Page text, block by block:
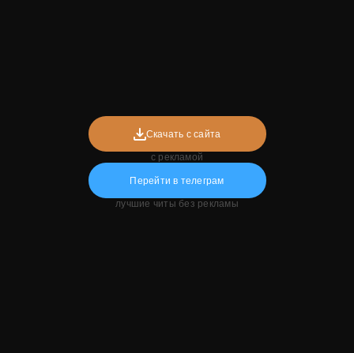
Скачать с сайта
с рекламой
Перейти в телеграм
лучшие читы без рекламы